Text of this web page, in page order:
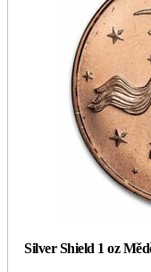
Silver Shield 1 oz